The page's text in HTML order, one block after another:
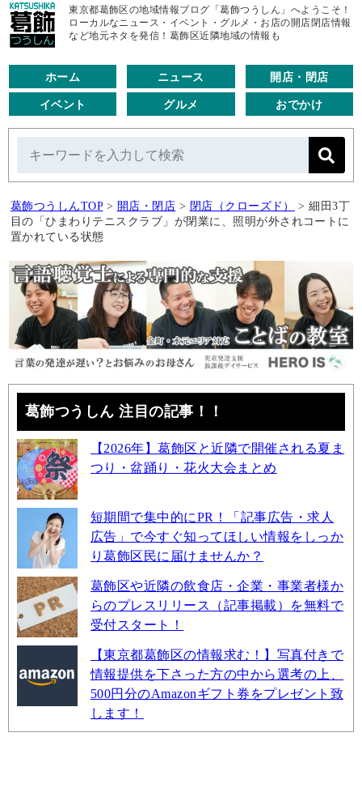
東京都葛飾区の地域情報ブログ「葛飾つうしん」へようこそ！
ローカルなニュース・イベント・グルメ・お店の開店閉店情報
など地元ネタを発信！葛飾区近隣地域の情報も
ホーム ニュース 開店・閉店
イベント グルメ おでかけ
葛飾つうしんTOP > 開店・閉店 > 閉店（クローズド） > 細田3丁
目の「ひまわりテニスクラブ」が閉業に、照明が外されコートに
置かれている状態
葛飾つうしん 注目の記事！！
【2026年】葛飾区と近隣で開催される夏ま
つり・盆踊り・花火大会まとめ
短期間で集中的にPR！「記事広告・求人
広告」で今すぐ知ってほしい情報をしっか
り葛飾区民に届けませんか？
葛飾区や近隣の飲食店・企業・事業者様か
らのプレスリリース（記事掲載）を無料で
受付スタート！
【東京都葛飾区の情報求む！】写真付きで
情報提供を下さった方の中から選考の上、
500円分のAmazonギフト券をプレゼント致
します！